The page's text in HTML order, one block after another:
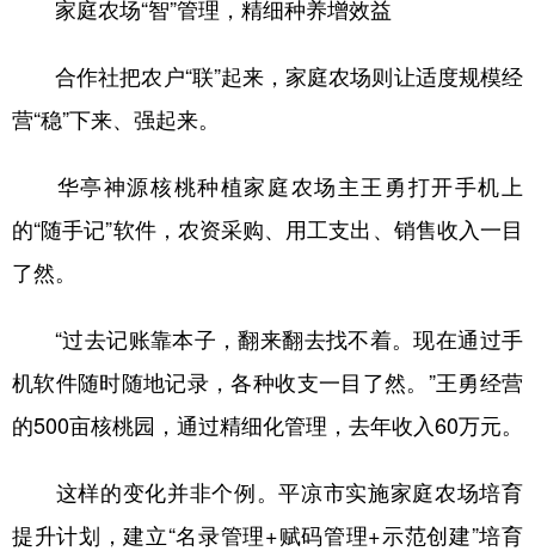
家庭农场“智”管理，精细种养增效益
合作社把农户“联”起来，家庭农场则让适度规模经
营“稳”下来、强起来。
华亭神源核桃种植家庭农场主王勇打开手机上
的“随手记”软件，农资采购、用工支出、销售收入一目
了然。
“过去记账靠本子，翻来翻去找不着。现在通过手
机软件随时随地记录，各种收支一目了然。”王勇经营
的500亩核桃园，通过精细化管理，去年收入60万元。
这样的变化并非个例。平凉市实施家庭农场培育
提升计划，建立“名录管理+赋码管理+示范创建”培育